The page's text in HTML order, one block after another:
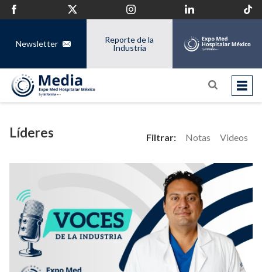
Newsletter
Reporte de la
Industria
Líderes Filtrar: Notas Videos